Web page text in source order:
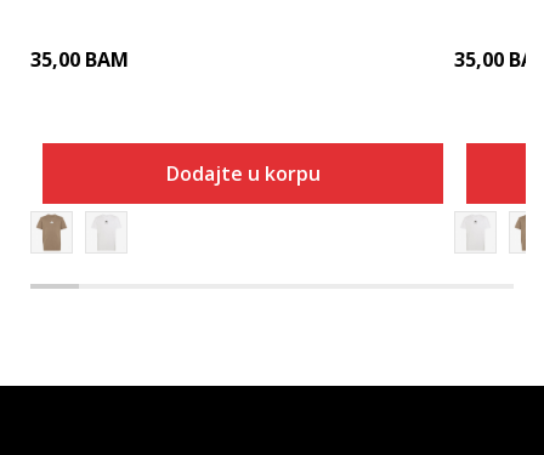
35,00 BAM
Dodajte u korpu
35,00